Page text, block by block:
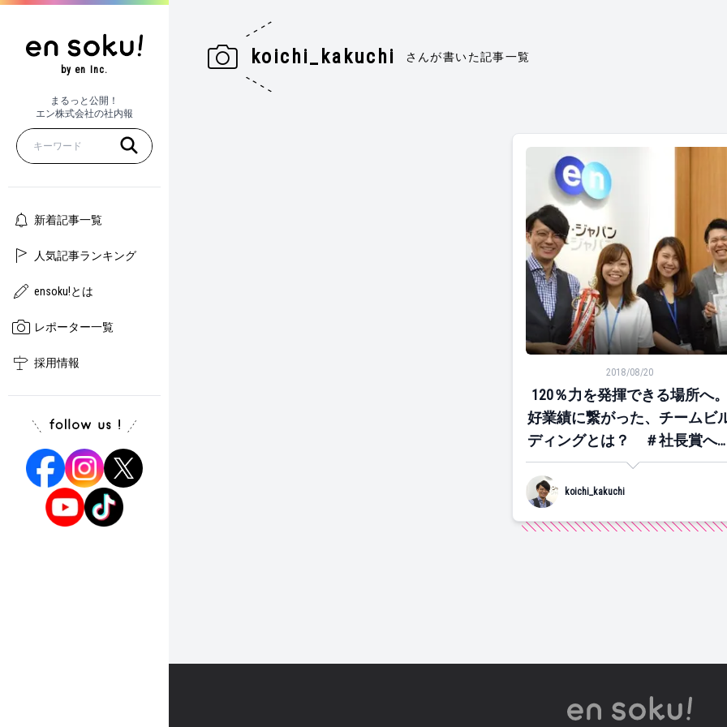
by en Inc.
まるっと公開！
エン株式会社の社内報
新着記事一覧
人気記事ランキング
ensoku!とは
レポーター一覧
採用情報
koichi_kakuchi さんが書いた記事一覧
120％力を発揮できる場所へ。
2018/08/20
120％力を発揮できる場所へ。
好業績に繋がった、チームビ
ディングとは？ ＃社長賞への
道
koichi_kakuchi